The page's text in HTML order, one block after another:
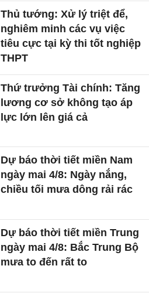
Thủ tướng: Xử lý triệt để,
nghiêm minh các vụ việc
tiêu cực tại kỳ thi tốt nghiệp
THPT
Thứ trưởng Tài chính: Tăng
lương cơ sở không tạo áp
lực lớn lên giá cả
Dự báo thời tiết miền Nam
ngày mai 4/8: Ngày nắng,
chiều tối mưa dông rải rác
Dự báo thời tiết miền Trung
ngày mai 4/8: Bắc Trung Bộ
mưa to đến rất to